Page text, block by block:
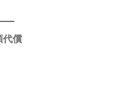
代償